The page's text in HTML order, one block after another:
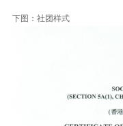
下图：社团样式